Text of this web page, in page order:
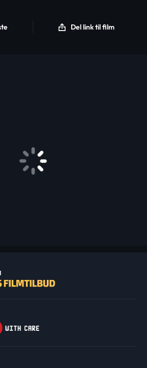
Del link til film